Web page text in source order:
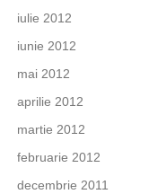
iulie 2012
iunie 2012
mai 2012
aprilie 2012
martie 2012
februarie 2012
decembrie 2011